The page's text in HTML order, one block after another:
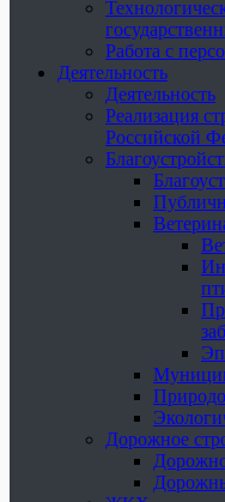
Работа с
Деятельность
Деятельность
Реализация
Российской
Дорожное